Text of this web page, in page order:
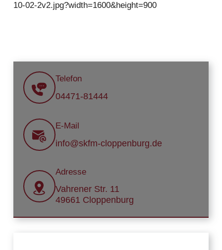
10-02-2v2.jpg?width=1600&height=900
Telefon
04471-81444
E-Mail
info@skfm-cloppenburg.de
Adresse
Vahrener Str. 11
49661 Cloppenburg